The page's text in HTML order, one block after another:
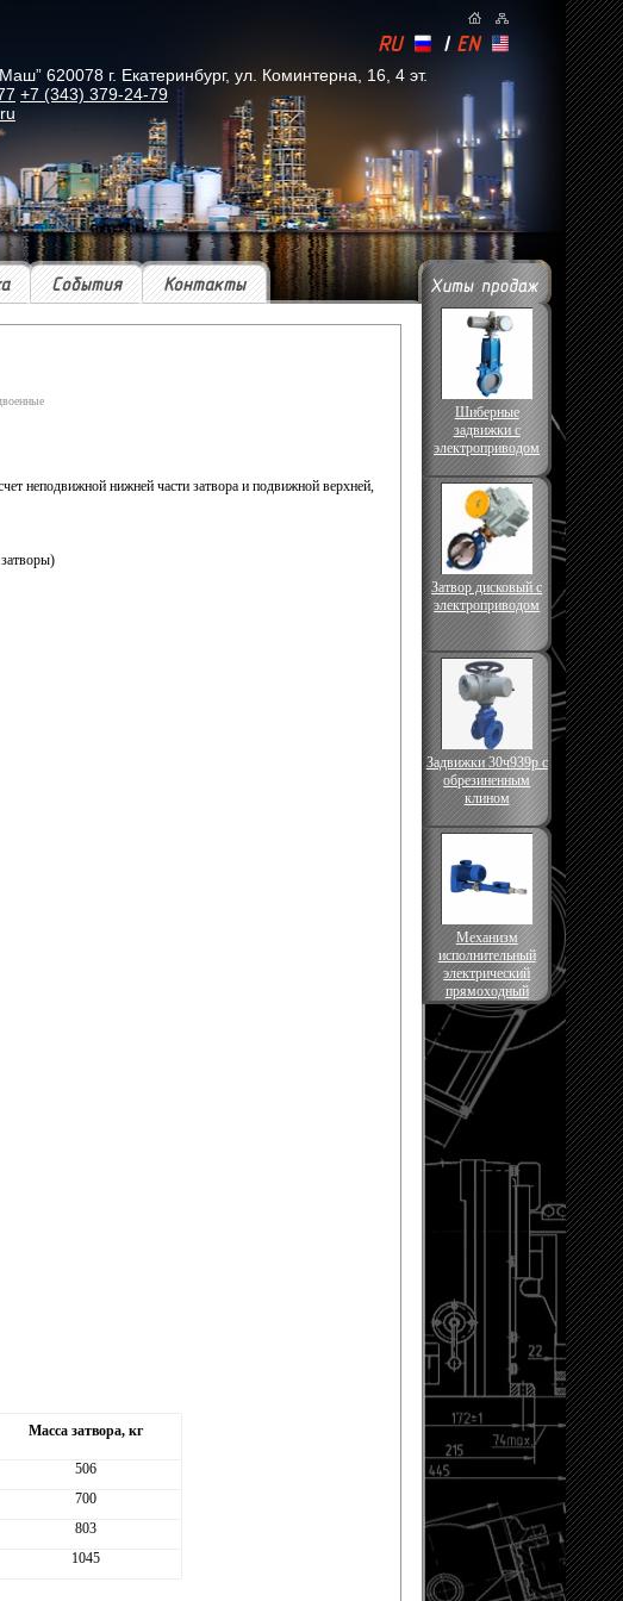
620078 г. Екатеринбург, ул. Коминтерна, 16, 4 эт.
+7 (343) 379-24-79
RU | EN
События Контакты
неподвижной нижней части затвора и подвижной верхней,
Масса затвора, кг
506
700
803
1045
Шиберные
задвижки с
электроприводом
Затвор дисковый с
электроприводом
Задвижки 30ч939р с
обрезиненным
клином
Механизм
исполнительный
электрический
прямоходный